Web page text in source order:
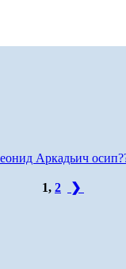
Аркадьич
1, 2 ❯